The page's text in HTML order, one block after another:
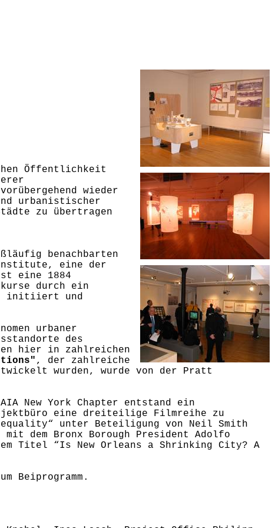
Öffentlichkeit
wieder
urbanistischer
zu übertragen
benachbarten
eine der
eine 1884
durch ein
initiiert und
urbaner
des
hier in zahlreichen
, der zahlreiche
wurden, wurde von der Pratt
New York Chapter entstand ein
eine dreiteilige Filmreihe zu
unter Beteiligung von Neil Smith
dem Bronx Borough President Adolfo
Titel “Is New Orleans a Shrinking City? A
Beiprogramm.